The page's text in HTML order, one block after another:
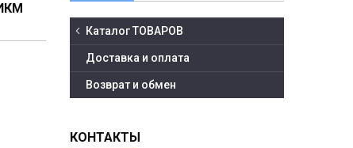
Каталог ТОВАРОВ
Доставка и оплата
Возврат и обмен
КОНТАКТЫ